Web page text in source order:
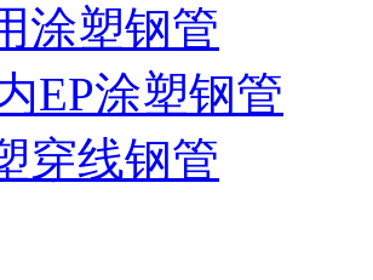
涂塑钢管
EP涂塑钢管
穿线钢管